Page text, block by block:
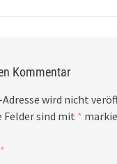
Kommentar
Adresse wird nicht
sind mit *
*